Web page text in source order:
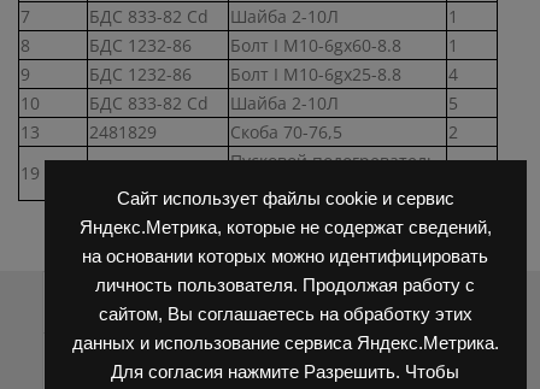
Сайт использует файлы cookie и сервис
Яндекс.Метрика, которые не содержат сведений,
на основании которых можно идентифицировать
личность пользователя. Продолжая работу с
сайтом, Вы соглашаетесь на обработку этих
данных и использование сервиса Яндекс.Метрика.
Для согласия нажмите Разрешить. Чтобы
7
БДС 833-82 Cd Шайба 2-10Л
1
8
БДС 1232-86 Болт I М10-6gх60-8.8
1
9
БДС 1232-86 Болт I М10-6gх25-8.8
4
10
БДС 833-82 Cd Шайба 2-10Л
5
13
2481829 Скоба 70-76,5
2
19
Пусковой подогреватель
CAV 357-11
Распродажа